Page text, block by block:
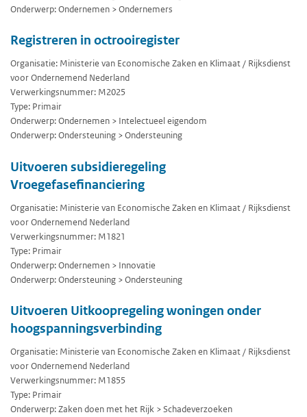
Onderwerp: Ondernemen > Ondernemers
Registreren in octrooiregister
Organisatie: Ministerie van Economische Zaken en Klimaat / Rijksdienst
voor Ondernemend Nederland
Verwerkingsnummer: M2025
Type: Primair
Onderwerp: Ondernemen > Intelectueel eigendom
Onderwerp: Ondersteuning > Ondersteuning
Uitvoeren subsidieregeling
Vroegefasefinanciering
Organisatie: Ministerie van Economische Zaken en Klimaat / Rijksdienst
voor Ondernemend Nederland
Verwerkingsnummer: M1821
Type: Primair
Onderwerp: Ondernemen > Innovatie
Onderwerp: Ondersteuning > Ondersteuning
Uitvoeren Uitkoopregeling woningen onder
hoogspanningsverbinding
Organisatie: Ministerie van Economische Zaken en Klimaat / Rijksdienst
voor Ondernemend Nederland
Verwerkingsnummer: M1855
Type: Primair
Onderwerp: Zaken doen met het Rijk > Schadeverzoeken